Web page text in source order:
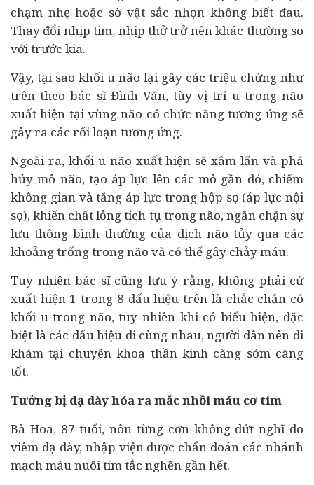
chạm nhẹ hoặc sờ vật sắc nhọn không biết đau.
Thay đổi nhịp tim, nhịp thở trở nên khác thường so
với trước kia.
Vậy, tại sao khối u não lại gây các triệu chứng như
trên theo bác sĩ Đình Văn, tùy vị trí u trong não
xuất hiện tại vùng não có chức năng tương ứng sẽ
gây ra các rối loạn tương ứng.
Ngoài ra, khối u não xuất hiện sẽ xâm lấn và phá
hủy mô não, tạo áp lực lên các mô gần đó, chiếm
không gian và tăng áp lực trong hộp sọ (áp lực nội
sọ), khiến chất lỏng tích tụ trong não, ngăn chặn sự
lưu thông bình thường của dịch não tủy qua các
khoảng trống trong não và có thể gây chảy máu.
Tuy nhiên bác sĩ cũng lưu ý rằng, không phải cứ
xuất hiện 1 trong 8 dấu hiệu trên là chắc chắn có
khối u trong não, tuy nhiên khi có biểu hiện, đặc
biệt là các dấu hiệu đi cùng nhau, người dân nên đi
khám tại chuyên khoa thần kinh càng sớm càng
tốt.
Tưởng bị dạ dày hóa ra mắc nhồi máu cơ tim
Bà Hoa, 87 tuổi, nôn từng cơn không dứt nghĩ do
viêm dạ dày, nhập viện được chẩn đoán các nhánh
mạch máu nuôi tim tắc nghẽn gần hết.